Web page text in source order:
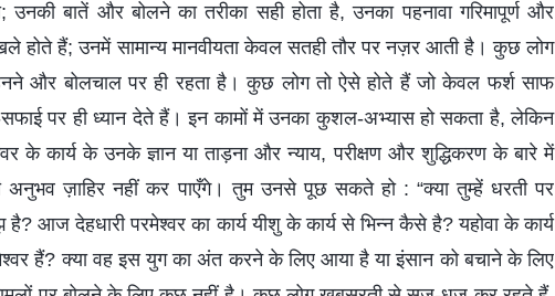
बातें और बोलने का तरीका सही होता है, उनका पहनावा गरिमापूर्ण और
होते हैं; उनमें सामान्य मानवीयता केवल सतही तौर पर नज़र आती है। कुछ लोग
और बोलचाल पर ही रहता है। कुछ लोग तो ऐसे होते हैं जो केवल फर्श साफ
पर ही ध्यान देते हैं। इन कामों में उनका कुशल-अभ्यास हो सकता है, लेकिन
के कार्य के उनके ज्ञान या ताड़ना और न्याय, परीक्षण और शुद्धिकरण के बारे में
अनुभव ज़ाहिर नहीं कर पाएँगे। तुम उनसे पूछ सकते हो : “क्या तुम्हें धरती पर
आज देहधारी परमेश्वर का कार्य यीशु के कार्य से भिन्न कैसे है? यहोवा के कार्य
हैं? क्या वह इस युग का अंत करने के लिए आया है या इंसान को बचाने के लिए